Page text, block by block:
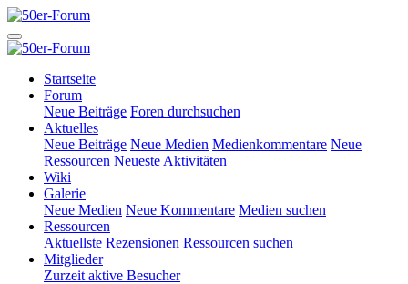
Startseite
Forum
Neue Beiträge Foren durchsuchen
Aktuelles
Neue Beiträge Neue Medien Medienkommentare Neue
Ressourcen Neueste Aktivitäten
Wiki
Galerie
Neue Medien Neue Kommentare Medien suchen
Ressourcen
Aktuellste Rezensionen Ressourcen suchen
Mitglieder
Zurzeit aktive Besucher